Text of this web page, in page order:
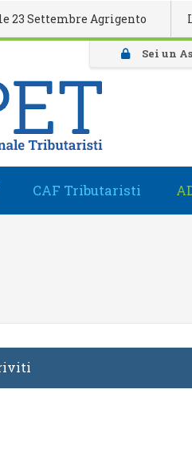
CAF Tributaristi
Sei un
Agrigento La